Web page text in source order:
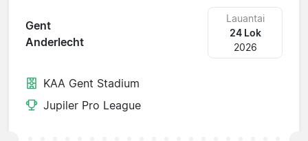
Gent
Anderlecht
Lauantai
24 Lok
2026
KAA Gent Stadium
Jupiler Pro League